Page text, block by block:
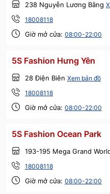
238 Nguyễn Lương Bằng
18008118
Giờ mở cửa: 08:00-22:00
5S Fashion Hưng Yên
28 Điện Biên Xem bản đồ
18008118
Giờ mở cửa: 08:00-22:00
5S Fashion Ocean Park
193-195 Mega Grand
18008118
Giờ mở cửa: 08:00-22:00